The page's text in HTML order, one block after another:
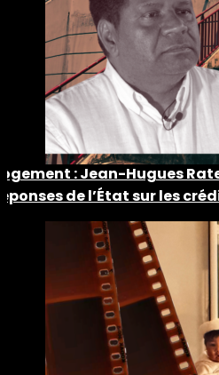
: Jean-Hugues
de l’État sur les